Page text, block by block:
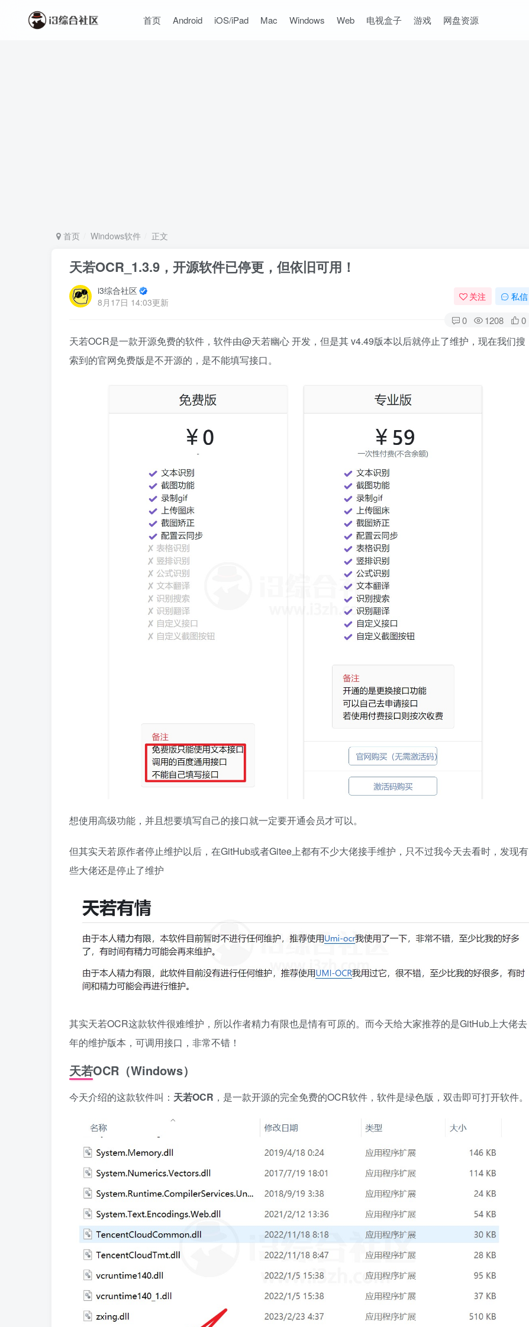
首页 Android iOS/iPad Mac Windows Web 电视盒子 游戏 网盘资源
首页 Windows软件 正文
天若OCR_1.3.9，开源软件已停更，但依旧可用！
i3综合社区
8月17日 14:03更新
关注 私信
0 1208 0
天若OCR是一款开源免费的软件，软件由@天若幽心 开发，但是其 v4.49版本以后就停止了维护，现在我们搜
索到的官网免费版是不开源的，是不能填写接口。
想使用高级功能，并且想要填写自己的接口就一定要开通会员才可以。
但其实天若原作者停止维护以后，在GitHub或者Gitee上都有不少大佬接手维护，只不过我今天去看时，发现有
些大佬还是停止了维护
其实天若OCR这款软件很难维护，所以作者精力有限也是情有可原的。而今天给大家推荐的是GitHub上大佬去
年的维护版本，可调用接口，非常不错！
天若OCR（Windows）
今天介绍的这款软件叫： 天若OCR ，是一款开源的完全免费的OCR软件，软件是绿色版，双击即可打开软件。